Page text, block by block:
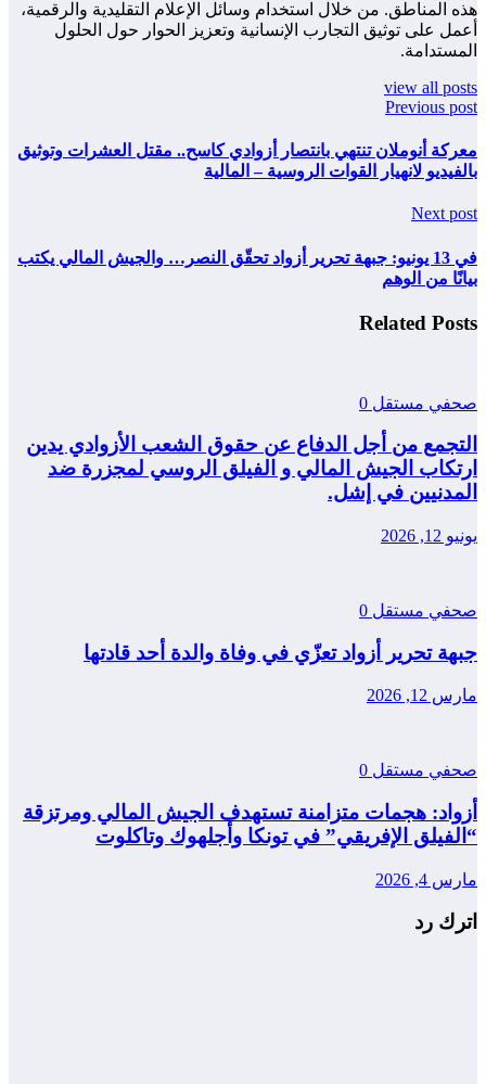
هذه المناطق. من خلال استخدام وسائل الإعلام التقليدية والرقمية،
أعمل على توثيق التجارب الإنسانية وتعزيز الحوار حول الحلول
المستدامة.
view all posts
Previous post
معركة أنوملان تنتهي بانتصار أزوادي كاسح.. مقتل العشرات وتوثيق
بالفيديو لانهيار القوات الروسية – المالية
Next post
في 13 يونيو: جبهة تحرير أزواد تحقّق النصر… والجيش المالي يكتب
بيانًا من الوهم
Related Posts
صحفي مستقل 0
التجمع من أجل الدفاع عن حقوق الشعب الأزوادي يدين
ارتكاب الجيش المالي و الفيلق الروسي لمجزرة ضد
المدنيين في إشل.
يونيو 12, 2026
صحفي مستقل 0
جبهة تحرير أزواد تعزّي في وفاة والدة أحد قادتها
مارس 12, 2026
صحفي مستقل 0
أزواد: هجمات متزامنة تستهدف الجيش المالي ومرتزقة
“الفيلق الإفريقي” في تونكا وأجلهوك وتاكلوت
مارس 4, 2026
اترك رد